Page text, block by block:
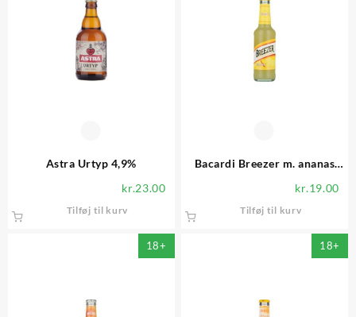
Astra Urtyp 4,9%
kr.23.00
Tilføj til kurv
Bacardi Breezer m. ananas
kr.19.00
Tilføj til kurv
18+ 18+